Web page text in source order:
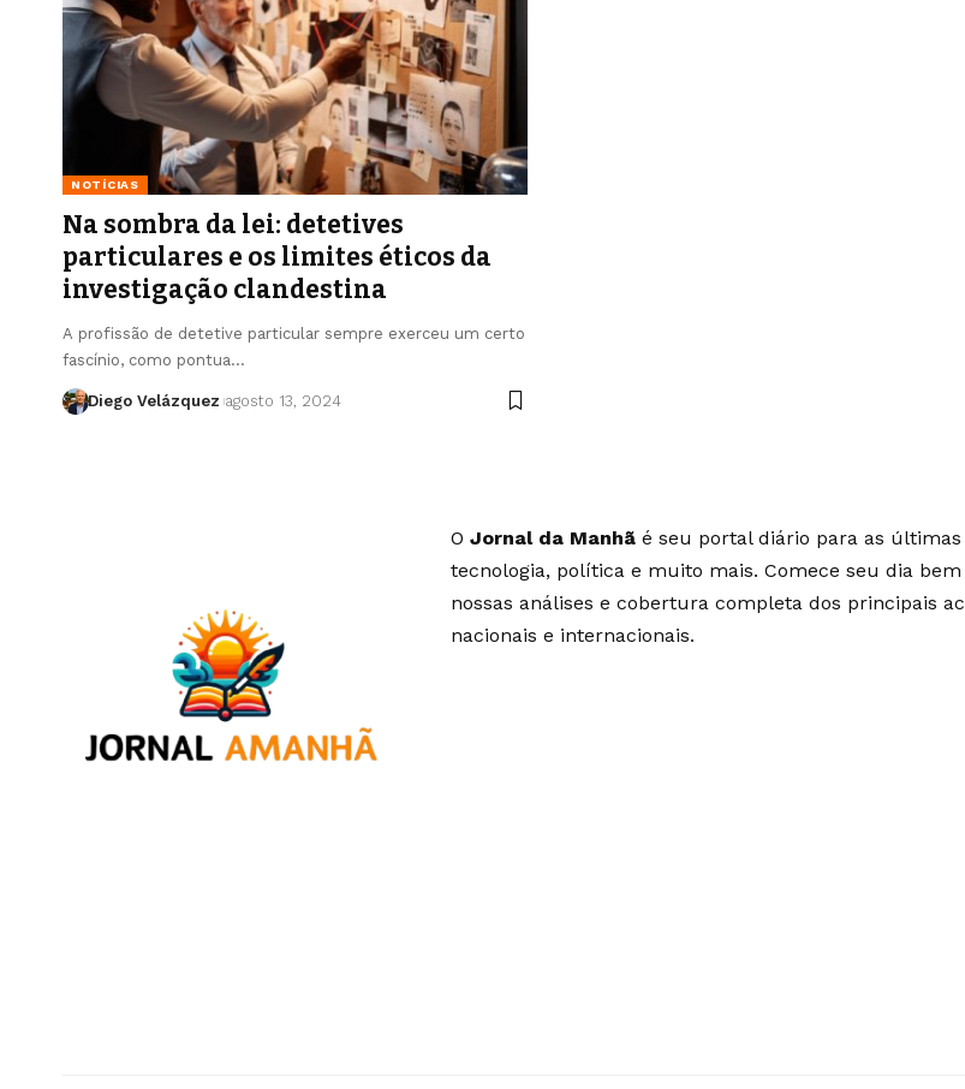
NOTÍCIAS
Na sombra da lei: detetives
particulares e os limites éticos da
investigação clandestina
A profissão de detetive particular sempre exerceu um certo
fascínio, como pontua…
Diego Velázquez agosto 13, 2024
O Jornal da Manhãé seu portal diário para as últimas
tecnologia, política e muito mais. Comece seu dia
nossas análises e cobertura completa dos principais
nacionais e internacionais.